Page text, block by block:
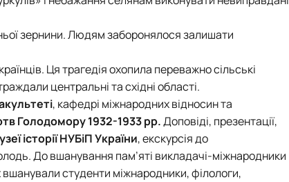
зернини. Людям заборонялося залишати
Ця трагедія охопила переважно сільські
центральні та східні області.
, кафедрі міжнародних відносин та
Голодомору 1932-1933 рр.Доповіді, презентації,
історіїНУБіП України, екскурсія до
До вшанування пам’яті викладачі-міжнародники
вшанували студенти міжнародники, філологи,